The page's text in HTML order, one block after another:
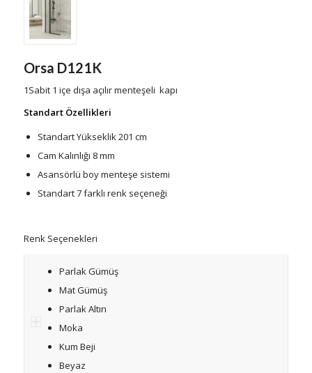
Orsa D121K
1Sabit 1 içe dışa açılır menteşeli kapı
Standart Özellikleri
Standart Yükseklik 201 cm
Cam Kalınlığı 8 mm
Asansörlü boy menteşe sistemi
Standart 7 farklı renk seçeneği
Renk Seçenekleri
Parlak Gümüş
Mat Gümüş
Parlak Altın
Moka
Kum Beji
Beyaz